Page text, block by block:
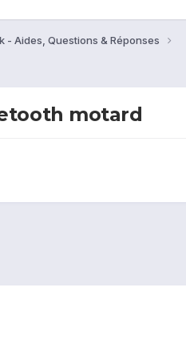
- Aides, Questions & Réponses
motard